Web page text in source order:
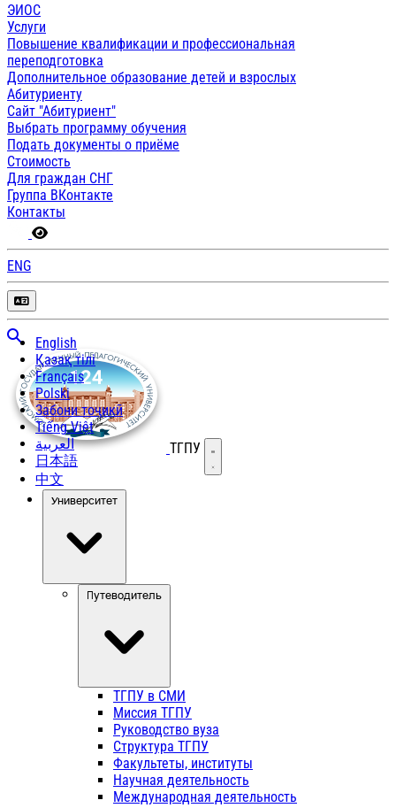
ЭИОС
Услуги
Повышение квалификации и профессиональная
переподготовка
Дополнительное образование детей и взрослых
Абитуриенту
Сайт "Абитуриент"
Выбрать программу обучения
Подать документы о приёме
Стоимость
Для граждан СНГ
Группа ВКонтакте
Контакты
ENG
English
Қазақ тілі
Français
Polski
Забони тоҷикӣ
Tiếng Việt
العربية
日本語
中文
ТГПУ Открыть меню
Университет
Путеводитель
ТГПУ в СМИ
Миссия ТГПУ
Руководство вуза
Структура ТГПУ
Факультеты, институты
Научная деятельность
Международная деятельность